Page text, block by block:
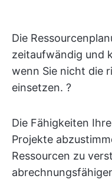
Die
zeitaufwändig und
wenn Sie nicht die
einsetzen. ?
Die Fähigkeiten
Projekte
Ressourcen zu